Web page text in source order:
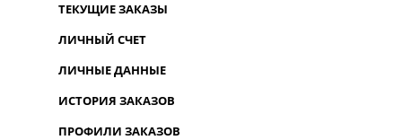
ТЕКУЩИЕ ЗАКАЗЫ
ЛИЧНЫЙ СЧЕТ
ЛИЧНЫЕ ДАННЫЕ
ИСТОРИЯ ЗАКАЗОВ
ПРОФИЛИ ЗАКАЗОВ